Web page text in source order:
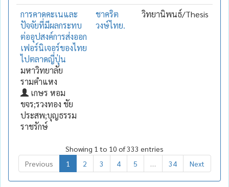
การคาดคะเนและ
ปัจจัยที่มีผลกระทบ
ต่ออุปสงค์การส่งออก
เฟอร์นิเจอร์ของไทย
ไปตลาดญี่ปุ่น
มหาวิทยาลัย
รามคำแหง
เกษร หอม
ขจร;รวงทอง ชัย
ประสพ;บุญธรรม
ราชรักษ์
ชาคริต
วงษ์ไทย.
วิทยานิพนธ์/Thesis
Showing 1 to 10 of 333 entries
Previous
1 2 3 4 5 34 Next